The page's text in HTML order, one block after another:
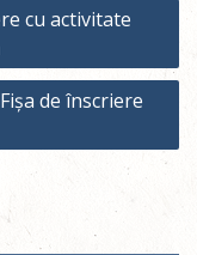
cu activitate
de înscriere